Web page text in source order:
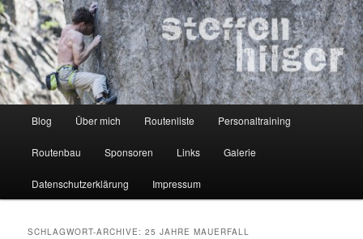
Zum
Inhalt
wechseln
Zum
sekundären
Inhalt
wechselnSteffen Hilger
Kletterer – Routenbauer – Trainer
Blog Über mich Routenliste Personaltraining
Routenbau Sponsoren Links Galerie
Datenschutzerklärung Impressum
SCHLAGWORT-ARCHIVE:25 JAHRE MAUERFALL